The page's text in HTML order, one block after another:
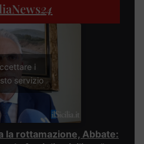
24
i
servizio
la rottamazione, Abbate: